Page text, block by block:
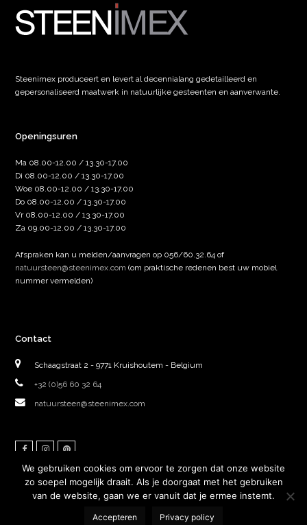
Steenimex produceert en levert al decennialang gedetailleerd en
gepersonaliseerd maatwerk in natuurlijke gesteenten en aanverwante.
Openingsuren
Ma 08.00-12.00 / 13.30-17.00
Di 08.00-12.00 / 13.30-17.00
Woe 08.00-12.00 / 13.30-17.00
Do 08.00-12.00 / 13.30-17.00
Vr 08.00-12.00 / 13.30-17.00
Za 09.00-12.00 / 13.30-17.00
Afspraken kan u melden/aanvragen op 056/60.32.64 of
natuursteen@steenimex.com (om praktische redenen best uw mobiel
nummer vermelden)
Contact
Schaagstraat 2 - 9771 Kruishoutem - Belgium
+32 (0)56 60 32 64
natuursteen@steenimex.com
FacebookInstagramPinterest
We gebruiken cookies om ervoor te zorgen dat onze website
zo soepel mogelijk draait. Als je doorgaat met het gebruiken
van de website, gaan we er vanuit dat je ermee instemt.
Accepteren Privacy policy